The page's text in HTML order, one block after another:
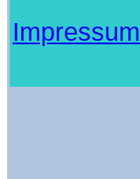
Impressum